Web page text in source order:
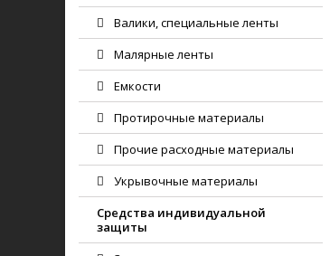
Валики, специальные ленты
Малярные ленты
Емкости
Протирочные материалы
Прочие расходные материалы
Укрывочные материалы
Средства индивидуальной
защиты